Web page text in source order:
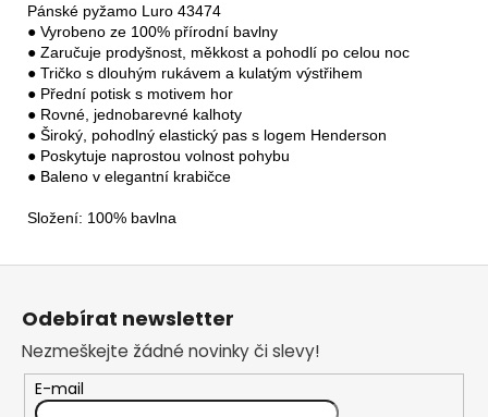
Pánské pyžamo Luro 43474
● Vyrobeno ze 100% přírodní bavlny
● Zaručuje prodyšnost, měkkost a pohodlí po celou noc
● Tričko s dlouhým rukávem a kulatým výstřihem
● Přední potisk s motivem hor
● Rovné, jednobarevné kalhoty
● Široký, pohodlný elastický pas s logem Henderson
● Poskytuje naprostou volnost pohybu
● Baleno v elegantní krabičce
Složení: 100% bavlna
Z
Odebírat newsletter
Nezmeškejte žádné novinky či slevy!
E-mail